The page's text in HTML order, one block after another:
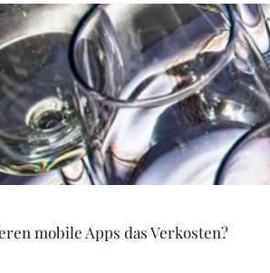
mobile Apps das Verkosten?